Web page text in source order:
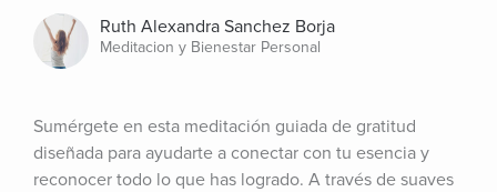
Ruth Alexandra Sanchez Borja
Meditacion y Bienestar Personal
Sumérgete en esta meditación guiada de gratitud
diseñada para ayudarte a conectar con tu esencia y
reconocer todo lo que has logrado. A través de suaves